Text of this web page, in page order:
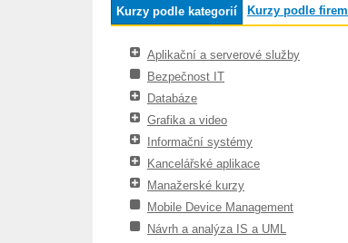
Kurzy podle kategorií Kurzy podle firem
Aplikační a serverové služby
Bezpečnost IT
Databáze
Grafika a video
Informační systémy
Kancelářské aplikace
Manažerské kurzy
Mobile Device Management
Návrh a analýza IS a UML